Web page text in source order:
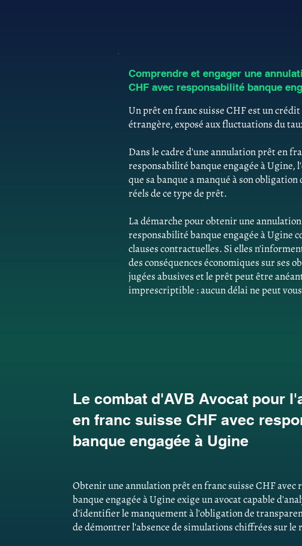
Comprendre et engager une
CHF avec responsabilité banque
Un prêt en franc suisse CHF est un
étrangère, exposé aux fluctuations du
Dans le cadre d'une annulation prêt en
responsabilité banque engagée à
que sa banque a manqué à son
réels de ce type de prêt.
La démarche pour obtenir une
responsabilité banque engagée à Ugine
clauses contractuelles. Si elles
des conséquences économiques sur ses
jugées abusives et le prêt peut être
imprescriptible : aucun délai ne peut
Le combat d'AVB Avocat pour
en franc suisse CHF avec
banque engagée à Ugine
Obtenir une annulation prêt en franc suisse CHF avec
banque engagée à Ugine exige un avocat capable
d'identifier le manquement à l'obligation de
de démontrer l'absence de simulations chiffrées sur le